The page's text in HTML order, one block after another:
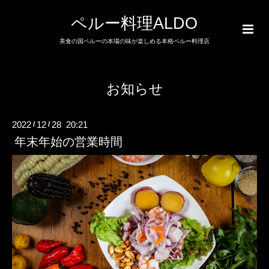
ペルー料理ALDO
美食の国ペルーの本場の味が楽しめる本格ペルー料理店
お知らせ
2022 / 12 / 28 20:21
年末年始の営業時間